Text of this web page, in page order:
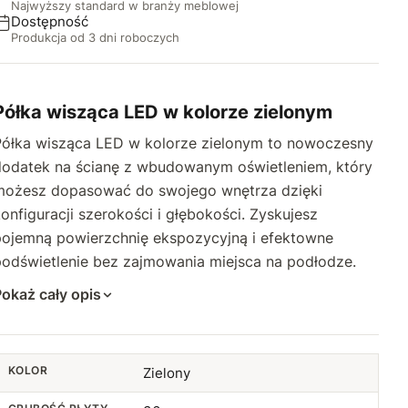
35 cm
36 cm +29,33 zł
37 cm
38 cm +36,41 zł
39 cm +39,24 zł
40 cm +42,08 zł
43 cm
20 cm
23 cm +100 zł
24 cm +110 zł
25 cm
Najwyższy standard w branży meblowej
Dostępność
Produkcja od 3 dni roboczych
wisząca LED w kolorze zielonym
wisząca LED w kolorze zielonym to nowoczesny
na ścianę z wbudowanym oświetleniem, który
dopasować do swojego wnętrza dzięki
szerokości i głębokości. Zyskujesz
powierzchnię ekspozycyjną i efektowne
bez zajmowania miejsca na podłodze.
cały opis
KOLOR Zielony